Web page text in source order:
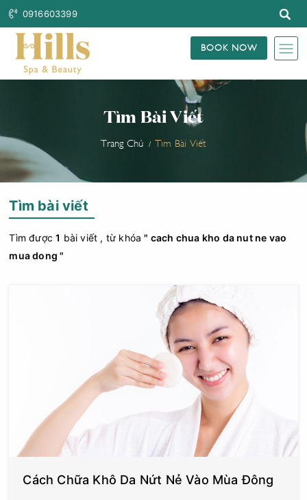
0916603399
BOOK NOW
Tìm Bài Viết
Trang Chủ Tìm Bài Viết
Tìm bài viết
Tìm được1 bài viết , từ khóa" cach chua kho da nut ne vao
mua dong "
Cách Chữa Khô Da Nứt Nẻ Vào Mùa Đông